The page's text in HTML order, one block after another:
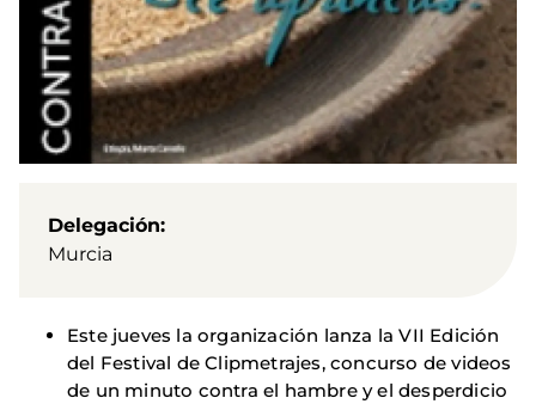
Delegación
Murcia
Este jueves la organización lanza la VII Edición
del Festival de Clipmetrajes, concurso de videos
de un minuto contra el hambre y el desperdicio